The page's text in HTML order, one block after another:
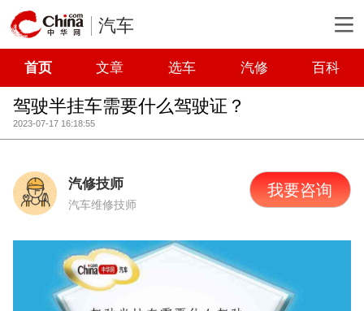
汽车
首页 文章 选车 汽修 百科
驾驶半挂车需要什么驾驶证？
2023-07-17 16:18:55
汽修技师
汽车维修技师
我要咨询